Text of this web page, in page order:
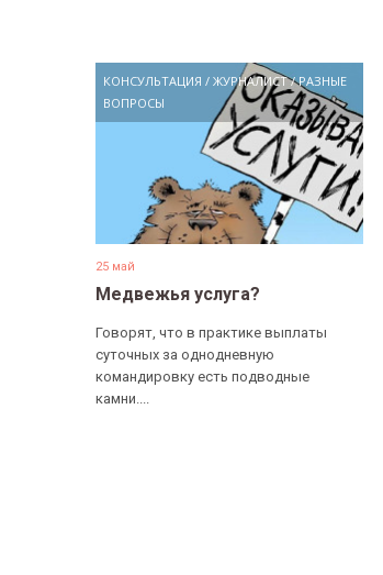
КОНСУЛЬТАЦИЯ / ЖУРНАЛИСТ/РАЗНЫЕ
ВОПРОСЫ
25 май
Медвежья услуга?
Говорят, что в практике выплаты
суточных за однодневную
командировку есть подводные
камни....